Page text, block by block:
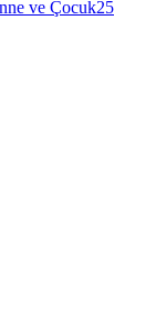
ve Çocuk25